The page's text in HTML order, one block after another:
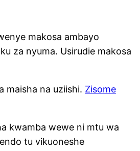
makosa ambayo
za nyuma. Usirudie makosa
maisha na uziishi. Zisome
kwamba wewe ni mtu wa
tu vikuoneshe